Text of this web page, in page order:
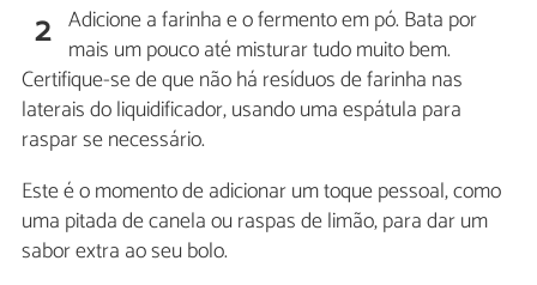
2 Adicione a farinha e o fermento em pó. Bata por
mais um pouco até misturar tudo muito bem.
Certifique-se de que não há resíduos de farinha nas
laterais do liquidificador, usando uma espátula para
raspar se necessário.
Este é o momento de adicionar um toque pessoal, como
uma pitada de canela ou raspas de limão, para dar um
sabor extra ao seu bolo.